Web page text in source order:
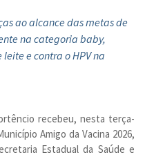
ao alcance das metas de
na categoria baby,
e contra o HPV na
recebeu, nesta terça-
Amigo da Vacina 2026,
Estadual da Saúde e